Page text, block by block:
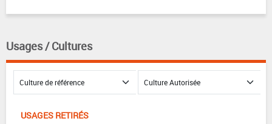
Usages / Cultures
USAGES RETIRÉS